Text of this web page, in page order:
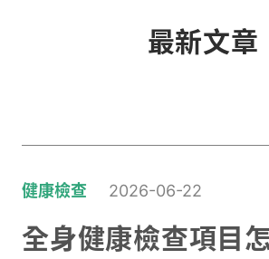
最新文章
健康檢查 2026-06-22
全身健康檢查項目